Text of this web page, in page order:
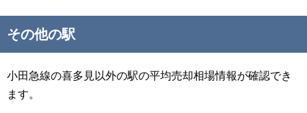
その他の駅
小田急線の喜多見以外の駅の平均売却相場情報が確認でき
ます。